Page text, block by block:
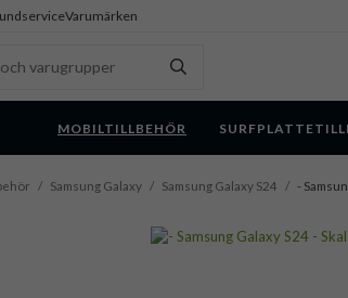
Varumärken
MOBILTILLBEHÖR
/ Samsung Galaxy / Samsung Galaxy S24 / -